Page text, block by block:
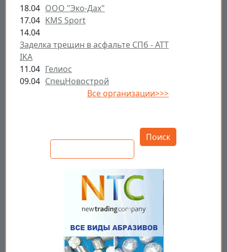
18.04 ООО "Эко-Дах"
17.04 KMS Sport
14.04
Заделка трещин в асфальте СПб - ATT
IKA
11.04 Гелиос
09.04 СпецНовострой
Все организации>>>